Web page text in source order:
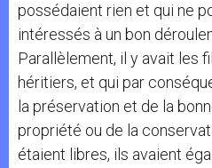
possédaient rien et qui ne
intéressés à un bon
Parallèlement, il y avait les
héritiers, et qui par
la préservation et de la
propriété ou de la
étaient libres, ils avaient